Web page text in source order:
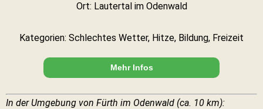
Ort: Lautertal im Odenwald
Kategorien: Schlechtes Wetter, Hitze, Bildung, Freizeit
Mehr Infos
In der Umgebung von Fürth im Odenwald (ca. 10 km):